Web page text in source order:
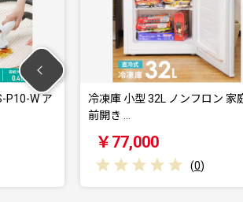
P10-W ア
冷凍庫 小型 32L ノンフロン 家
前開き …
￥77,000
(0)